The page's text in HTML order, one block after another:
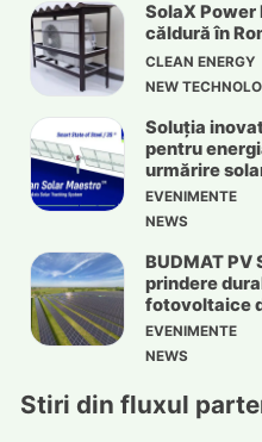
SolaX Power
căldură în
CLEAN ENERGY
NEW
Soluția
pentru
urmărire
EVENIMENTE
NEWS
BUDMAT PV
prindere
fotovoltaice
EVENIMENTE
NEWS
Stiri din fluxul